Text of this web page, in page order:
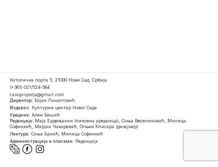
Католичка порта 5, 21000 Нови Сад, Србија
(+381) 021/524-584
casopispolja@gmail.com
Директор: Бојан Панаотовић
Издавач: Културни центар Новог Сада
Уредник: Ален Бешић
Редакција: Маја Ердељанин (ликовна уредница), Соња Веселиновић, Милица
Софинкић, Марјан Чакаревић, Огњен Клисара (дизајнер)
Лектура: Сања Бркић, Милица Софинкић
Администрација и пласман: Редакција